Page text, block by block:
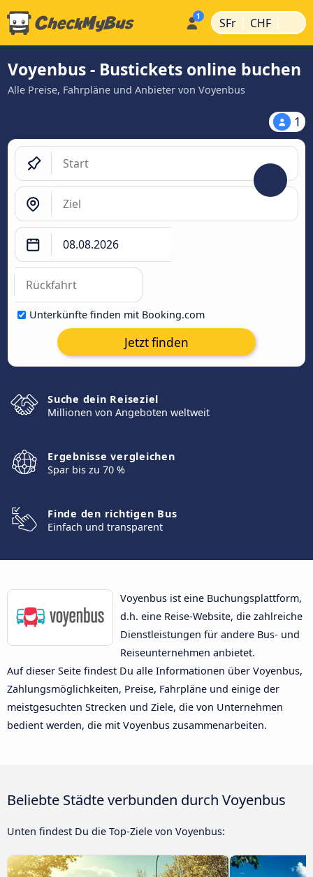
SFr | CHF |
Voyenbus - Bustickets online buchen
Alle Preise, Fahrpläne und Anbieter von Voyenbus
1
Unterkünfte finden mit Booking.com
Jetzt finden
Suche dein Reiseziel
Millionen von Angeboten weltweit
Ergebnisse vergleichen
Spar bis zu 70 %
Finde den richtigen Bus
Einfach und transparent
Voyenbus ist eine Buchungsplattform,
d.h. eine Reise-Website, die zahlreiche
Dienstleistungen für andere Bus- und
Reiseunternehmen anbietet.
Auf dieser Seite findest Du alle Informationen über Voyenbus,
Zahlungsmöglichkeiten, Preise, Fahrpläne und einige der
meistgesuchten Strecken und Ziele, die von Unternehmen
bedient werden, die mit Voyenbus zusammenarbeiten.
Beliebte Städte verbunden durch Voyenbus
Unten findest Du die Top-Ziele von Voyenbus: